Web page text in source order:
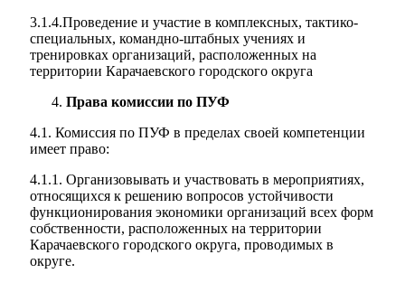
3.1.4.Проведение и участие в комплексных, тактико-
специальных, командно-штабных учениях и
тренировках организаций, расположенных на
территории Карачаевского городского округа
Права комиссии по ПУФ
4.1. Комиссия по ПУФ в пределах своей компетенции
имеет право:
4.1.1. Организовывать и участвовать в мероприятиях,
относящихся к решению вопросов устойчивости
функционирования экономики организаций всех форм
собственности, расположенных на территории
Карачаевского городского округа, проводимых в
округе.